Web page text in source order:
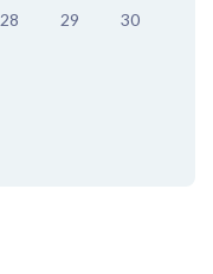
28 29 30